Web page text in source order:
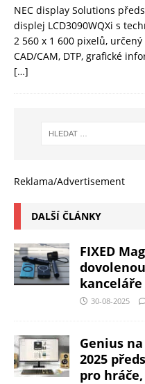
NEC display Solutions
displej LCD3090WQXi s
2 560 x 1 600 pixelů,
CAD/CAM, DTP, grafické
[…]
Reklama/Advertisement
DALŠÍ ČLÁNKY
FIXED
kanceláře
30-08-2025
Genius
2025
pro